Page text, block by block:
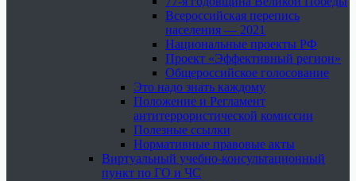
Всероссийская перепись
населения — 2021
Национальные проекты РФ
Проект «Эффективный регион»
Общероссийское голосование
Это надо знать каждому
Положение и Регламент
антитеррористической комиссии
Полезные ссылки
Нормативные правовые акты
Виртуальный учебно-консультационный
пункт по ГО и ЧС